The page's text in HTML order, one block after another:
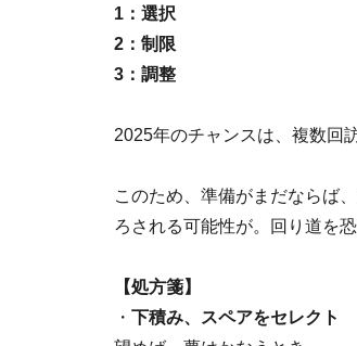
1：選択
2：制限
3：調整
2025年のチャンスは、複数回
このため、準備がまだならば
ろされる可能性が。回り道を
【処方箋】
・ 下積み、スペアをセレクト